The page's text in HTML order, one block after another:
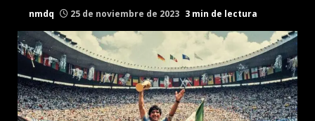
nmdq 25 de noviembre de 2023 3 min de lectura